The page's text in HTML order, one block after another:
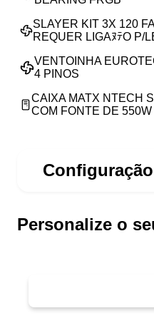
SLAYER KIT 3X 120
REQUER LIGAﾇﾃO P/
VENTOINHA
4 PINOS
CAIXA MATX NTECH
COM FONTE DE 550W
Personalize o